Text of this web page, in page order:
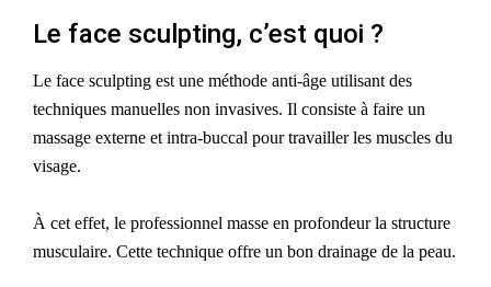
Le face sculpting, c’est quoi ?
Le face sculpting est une méthode anti-âge utilisant des
techniques manuelles non invasives. Il consiste à faire un
massage externe et intra-buccal pour travailler les muscles du
visage.
À cet effet, le professionnel masse en profondeur la structure
musculaire. Cette technique offre un bon drainage de la peau.